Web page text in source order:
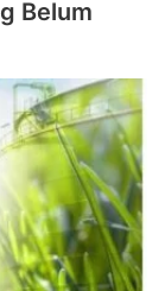
Belum